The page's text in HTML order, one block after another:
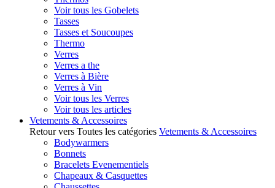
Voir tous les Gobelets
Tasses
Tasses et Soucoupes
Thermo
Verres
Verres a the
Verres à Bière
Verres à Vin
Voir tous les Verres
Voir tous les articles
Vetements & Accessoires
Retour vers Toutes les catégories Vetements & Accessoires
Bodywarmers
Bonnets
Bracelets Evenementiels
Chapeaux & Casquettes